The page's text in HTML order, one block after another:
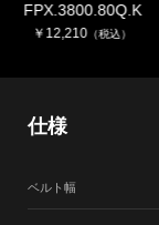
FPX.3800.80Q.K
￥ 12,210 （税込）
仕様
ベルト幅